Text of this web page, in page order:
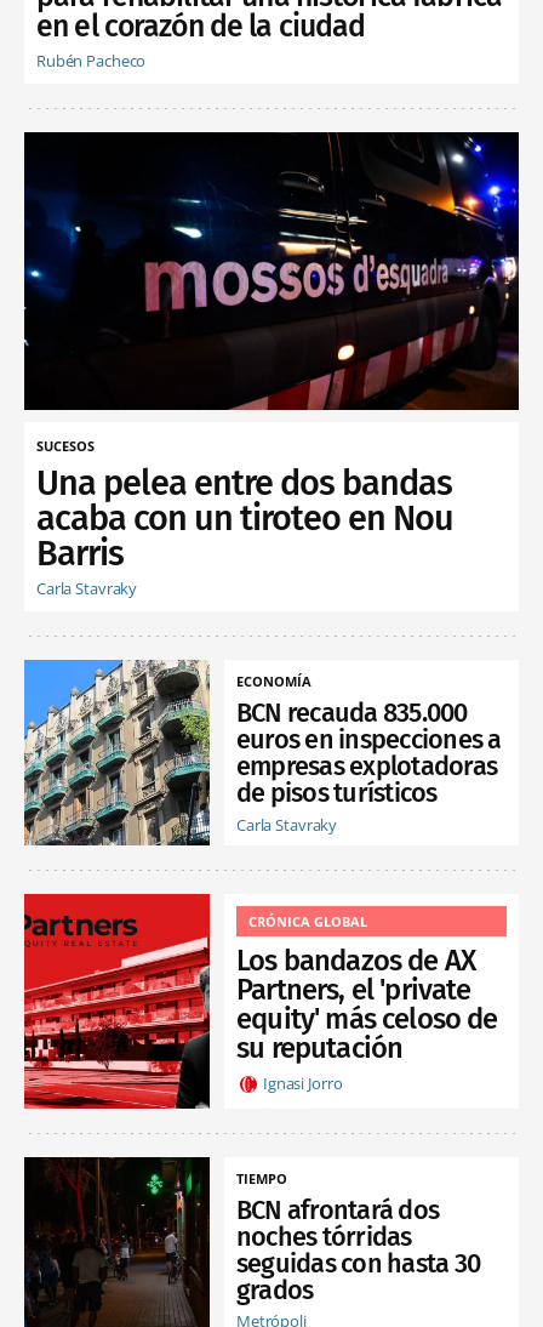
en el corazón de la ciudad
Rubén Pacheco
SUCESOS
Una pelea entre dos bandas
acaba con un tiroteo en Nou
Barris
Carla Stavraky
ECONOMÍA
BCN recauda 835.000
euros en inspecciones a
empresas explotadoras
de pisos turísticos
Carla Stavraky
CRÓNICA GLOBAL
Los bandazos de AX
Partners, el 'private
equity' más celoso de
su reputación
Ignasi Jorro
TIEMPO
BCN afrontará dos
noches tórridas
seguidas con hasta 30
grados
Metrópoli